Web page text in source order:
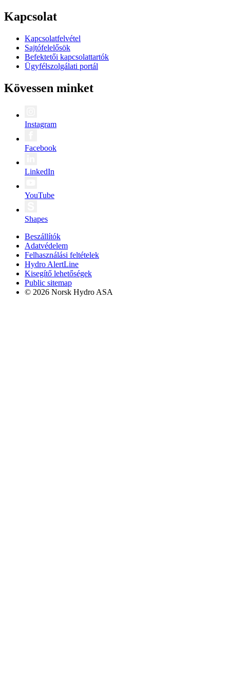
Kapcsolat
Kapcsolatfelvétel
Sajtófelelősök
Befektetői kapcsolattartók
Ügyfélszolgálati portál
Kövessen minket
Instagram
Facebook
LinkedIn
YouTube
Shapes
Beszállítók
Adatvédelem
Felhasználási feltételek
Hydro AlertLine
Kisegítő lehetőségek
Public sitemap
© 2026 Norsk Hydro ASA